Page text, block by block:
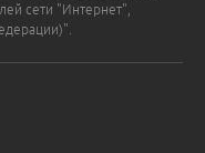
сети "Интернет",